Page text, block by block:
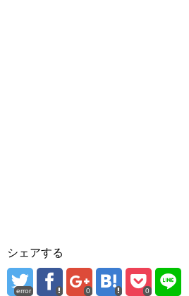
シェアする
error 0 0